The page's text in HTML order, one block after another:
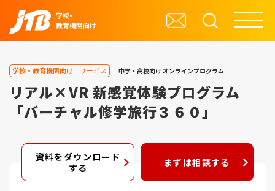
学校・
教育機関向け
学校・教育機関向け サービス 中学・高校向けオンラインプログラム
リアル×VR 新感覚体験プログラム
「バーチャル修学旅行３６０」
資料をダウンロード
する
まずは相談する